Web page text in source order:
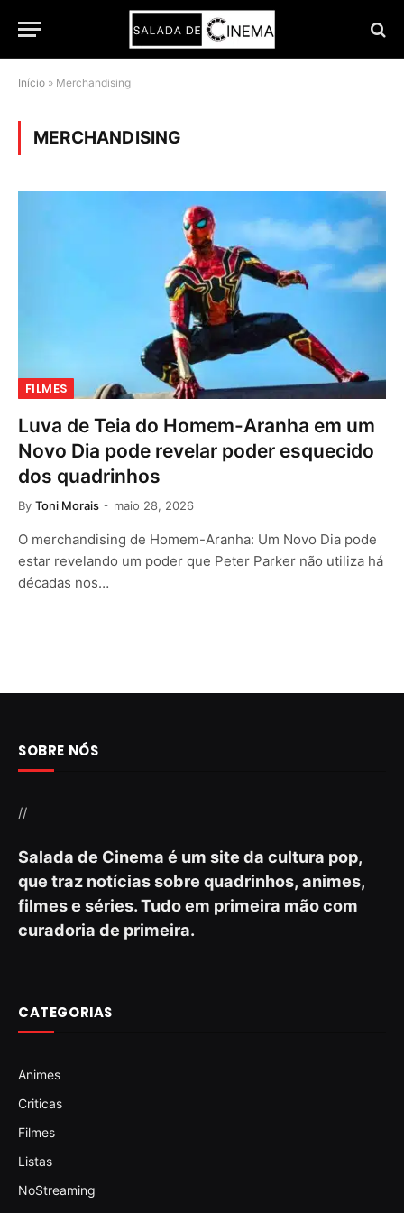
Início » Merchandising
MERCHANDISING
FILMES
Luva de Teia do Homem-Aranha em um
Novo Dia pode revelar poder esquecido
dos quadrinhos
By Toni Morais maio 28, 2026
O merchandising de Homem-Aranha: Um Novo Dia pode
estar revelando um poder que Peter Parker não utiliza há
décadas nos…
SOBRE NÓS
//
Salada de Cinema é um site da cultura pop,
que traz notícias sobre quadrinhos, animes,
filmes e séries. Tudo em primeira mão com
curadoria de primeira.
CATEGORIAS
Animes
Criticas
Filmes
Listas
NoStreaming